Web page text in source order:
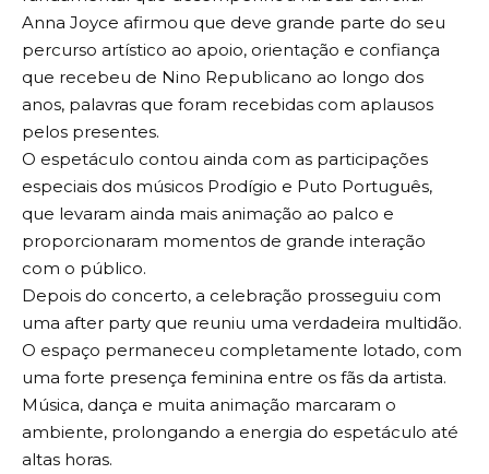
Anna Joyce afirmou que deve grande parte do seu
percurso artístico ao apoio, orientação e confiança
que recebeu de Nino Republicano ao longo dos
anos, palavras que foram recebidas com aplausos
pelos presentes.
O espetáculo contou ainda com as participações
especiais dos músicos Prodígio e Puto Português,
que levaram ainda mais animação ao palco e
proporcionaram momentos de grande interação
com o público.
Depois do concerto, a celebração prosseguiu com
uma after party que reuniu uma verdadeira multidão.
O espaço permaneceu completamente lotado, com
uma forte presença feminina entre os fãs da artista.
Música, dança e muita animação marcaram o
ambiente, prolongando a energia do espetáculo até
altas horas.